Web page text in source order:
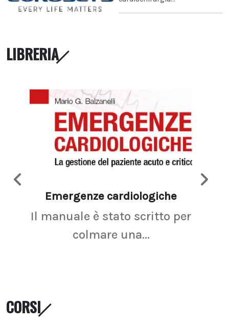
LIBRERIA
Emergenze cardiologiche
Il manuale è stato scritto per
colmare una...
CORSI